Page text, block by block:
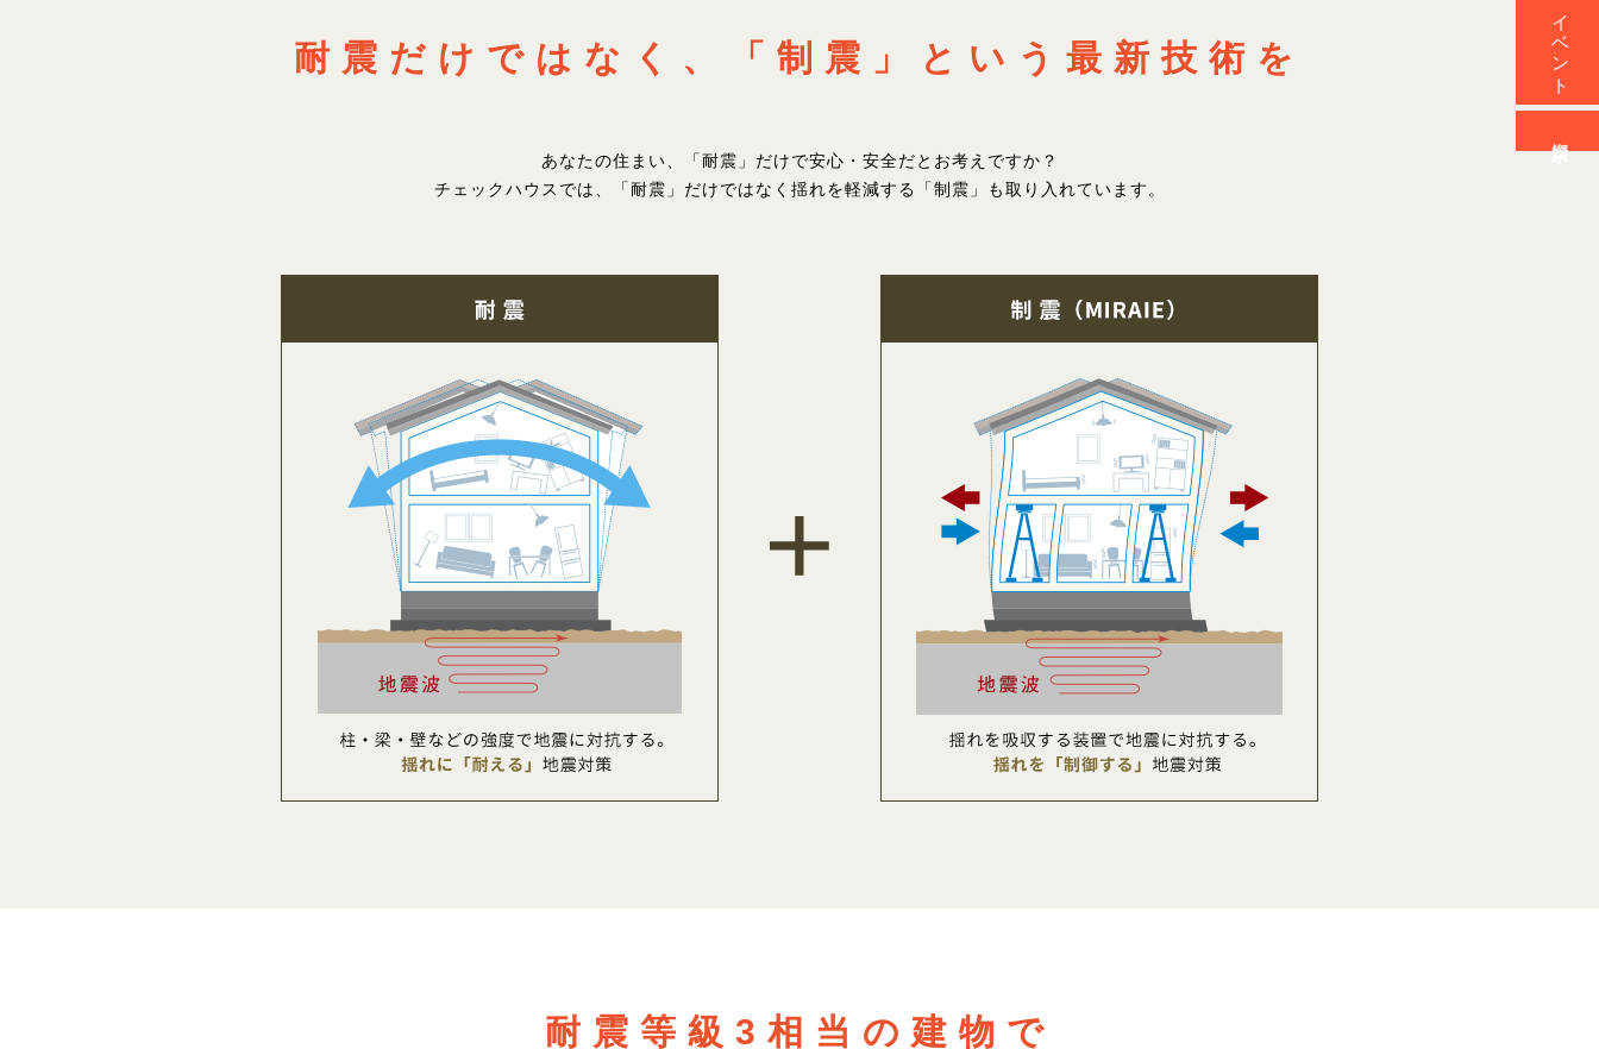
耐震だけではなく、 「制震」という最新技術を
あなたの住まい、「耐震」だけで安心・安全だとお考えですか？
チェックハウスでは、「耐震」だけではなく揺れを軽減する「制震」も取り入れています。
耐震等級3相当の建物で
イベント